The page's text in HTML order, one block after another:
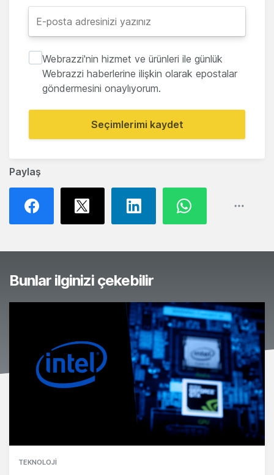
Paylaş
Webrazzi'nin hizmet ve ürünleri ile günlük
Webrazzi haberlerine ilişkin olarak epostalar
göndermesini onaylıyorum.
Seçimlerimi kaydet
Bunlar ilginizi çekebilir
TEKNOLOJI